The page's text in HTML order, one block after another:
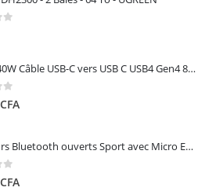
Câble 240W Câble USB-C vers USB C USB4 Gen4 80Gbps pour Thunderbolt 5/4/3, Premium 18K double écran triple 4K PD3.1 - UGREEN
5
CFA
Écouteurs Bluetooth ouverts Sport avec Micro ENC IPX5 – HiTune S3 UGREEN 45785
5
CFA